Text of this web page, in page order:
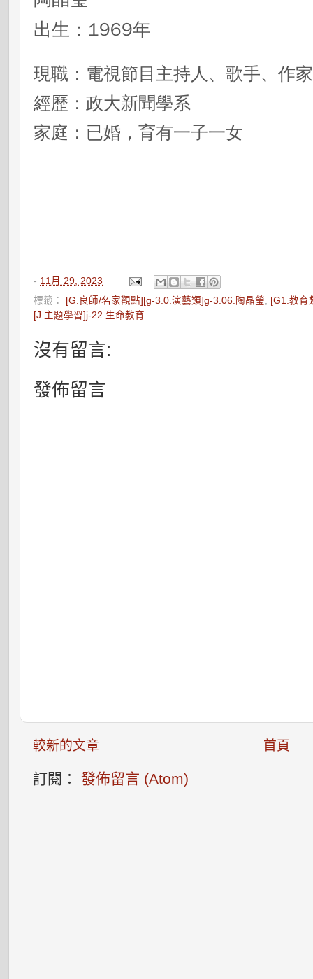
出生：1969年
現職：電視節目主持人、歌手、作
經歷：政大新聞學系
家庭：已婚，育有一子一女
- 11月 29, 2023
標籤： [G.良師/名家觀點][g-3.0.演藝類]g-3.06.陶晶瑩, [G1.教育
[J.主題學習]j-22.生命教育
沒有留言:
發佈留言
較新的文章 首頁
訂閱： 發佈留言 (Atom)